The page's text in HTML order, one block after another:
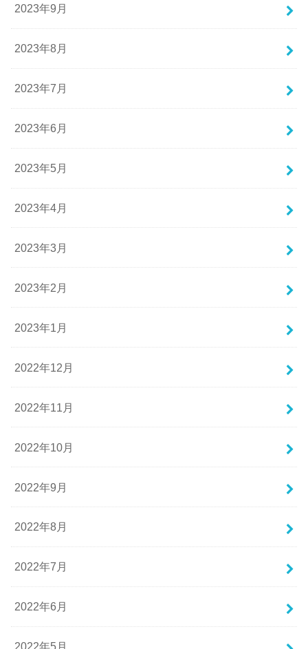
2023年9月
2023年8月
2023年7月
2023年6月
2023年5月
2023年4月
2023年3月
2023年2月
2023年1月
2022年12月
2022年11月
2022年10月
2022年9月
2022年8月
2022年7月
2022年6月
2022年5月